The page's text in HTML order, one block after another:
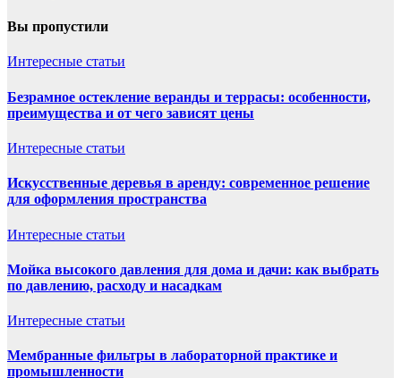
Вы пропустили
Интересные статьи
Безрамное остекление веранды и террасы: особенности,
преимущества и от чего зависят цены
Интересные статьи
Искусственные деревья в аренду: современное решение
для оформления пространства
Интересные статьи
Мойка высокого давления для дома и дачи: как выбрать
по давлению, расходу и насадкам
Интересные статьи
Мембранные фильтры в лабораторной практике и
промышленности